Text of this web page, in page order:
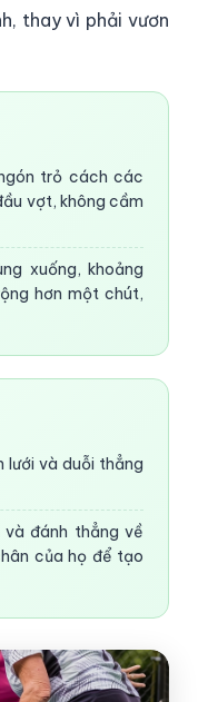
thay vì phải vươn
trỏ cách các
vợt, không cầm
xuống, khoảng
hơn một chút,
lưới và duỗi thẳng
đánh thẳng về
của họ để tạo